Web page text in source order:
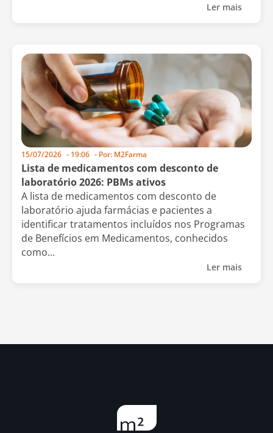
Ler mais
15/07/2026 - 19:06 - Por: M2Farma
Lista de medicamentos com desconto de
laboratório 2026: PBMs ativos
A lista de medicamentos com desconto de
laboratório ajuda farmácias e pacientes a
identificar tratamentos incluídos nos Programas
de Benefícios em Medicamentos, conhecidos
como...
Ler mais